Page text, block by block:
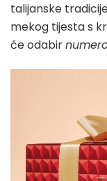
talijanske
mekog tijesta s
će odabir